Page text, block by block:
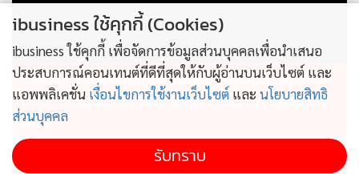
บนพื้นฐาน ESG จะเป็นปัจจัยสำคัญที่ช่วยเพิ่มขีดความสามารถ
ในการแข่งขัน และสร้างมูลค่าเพิ่มให้แก่ผู้ถือหุ้นในระยะยาว”
ไม่สมราคาไทยช่วยไทย! คนบริโภคไข่วันละ 42 ล้าน
ฟอง “พาณิชย์” เอามาขายถูก 19 วัน แค่ 3.42 ล้าน
ฟอง
ibusiness ใช้คุกกี้ (Cookies)
ibusiness ใช้คุกกี้ เพื่อจัดการข้อมูลส่วนบุคคลเพื่อนำเสนอ
ประสบการณ์คอนเทนต์ที่ดีที่สุดให้กับผู้อ่านบนเว็บไซต์ และ
แอพพลิเคชั่น เงื่อนไขการใช้งานเว็บไซต์ และ นโยบายสิทธิ
ส่วนบุคคล
รับทราบ